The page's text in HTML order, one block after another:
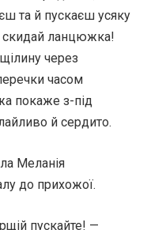
та й пускаєш усяку
скидай ланцюжка!
через
часом
покаже з-під
й сердито.
Меланія
до прихожої.
пускайте! —